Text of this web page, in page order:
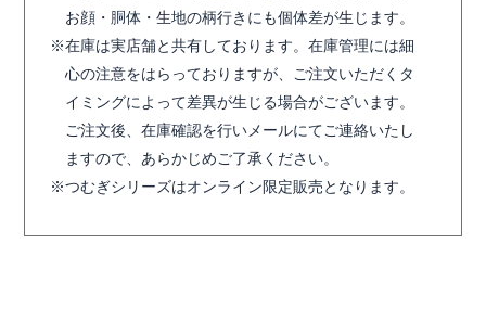
お顔・胴体・生地の柄行きにも個体差が生じます。
在庫は実店舗と共有しております。在庫管理には細
心の注意をはらっておりますが、ご注文いただくタ
イミングによって差異が生じる場合がございます。
ご注文後、在庫確認を行いメールにてご連絡いたし
ますので、あらかじめご了承ください。
つむぎシリーズはオンライン限定販売となります。